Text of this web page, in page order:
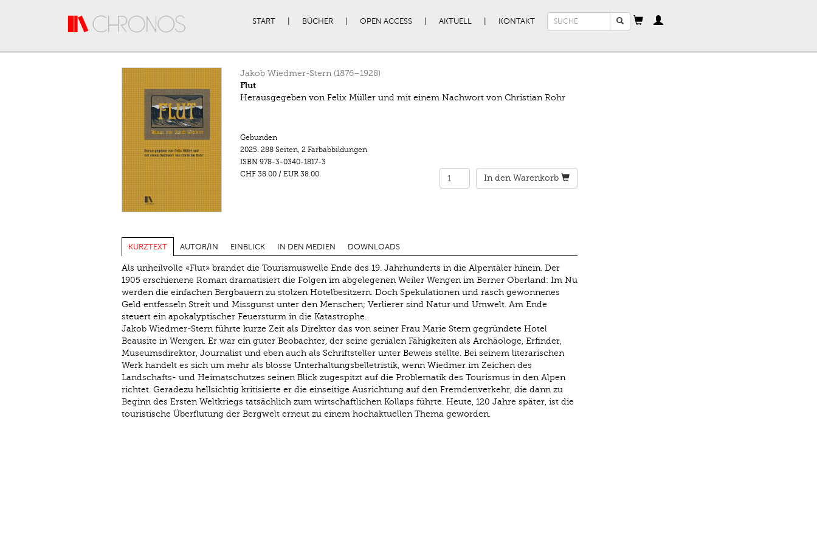
START BÜCHER OPEN ACCESS AKTUELL KONTAKT
Suchformular
Jakob Wiedmer-Stern (1876–1928)
Flut
Herausgegeben von Felix Müller und mit einem Nachwort von Christian Rohr
Gebunden
2025. 288 Seiten, 2 Farbabbildungen
ISBN 978-3-0340-1817-3
CHF 38.00/ EUR 38.00 In den Warenkorb
KURZTEXT AUTOR/IN EINBLICK IN DEN MEDIEN DOWNLOADS
Als unheilvolle «Flut» brandet die Tourismuswelle Ende des 19. Jahrhunderts in die Alpentäler hinein. Der
1905 erschienene Roman dramatisiert die Folgen im abgelegenen Weiler Wengen im Berner Oberland: Im Nu
werden die einfachen Bergbauern zu stolzen Hotelbesitzern. Doch Spekulationen und rasch gewonnenes
Geld entfesseln Streit und Missgunst unter den Menschen; Verlierer sind Natur und Umwelt. Am Ende
steuert ein apokalyptischer Feuersturm in die Kata­strophe.
Jakob Wiedmer-Stern führte kurze Zeit als Direktor das von seiner Frau Marie Stern gegründete Hotel
Beausite in Wengen. Er war ein guter Beobachter, der seine genialen Fähigkeiten als Archäologe, Erfinder,
Museumsdirektor, Journalist und eben auch als Schriftsteller unter Beweis stellte. Bei seinem literarischen
Werk handelt es sich um mehr als blosse Unterhaltungsbelletristik, wenn Wiedmer im Zeichen des
Landschafts- und Heimatschutzes seinen Blick zugespitzt auf die Problematik des Tourismus in den Alpen
richtet. Geradezu hellsichtig kritisierte er die einseitige Ausrichtung auf den Fremdenverkehr, die dann zu
Beginn des Ersten Weltkriegs tatsächlich zum wirtschaftlichen Kollaps führte. Heute, 120 Jahre später, ist die
touristische Überflutung der Bergwelt erneut zu einem hochaktuellen Thema geworden.